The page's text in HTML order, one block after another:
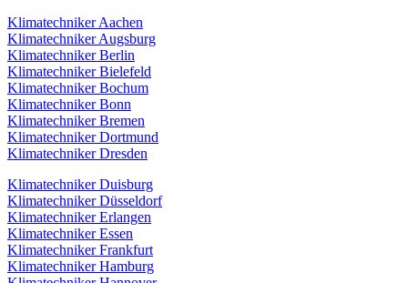
Klimatechniker Aachen
Klimatechniker Augsburg
Klimatechniker Berlin
Klimatechniker Bielefeld
Klimatechniker Bochum
Klimatechniker Bonn
Klimatechniker Bremen
Klimatechniker Dortmund
Klimatechniker Dresden
Klimatechniker Duisburg
Klimatechniker Düsseldorf
Klimatechniker Erlangen
Klimatechniker Essen
Klimatechniker Frankfurt
Klimatechniker Hamburg